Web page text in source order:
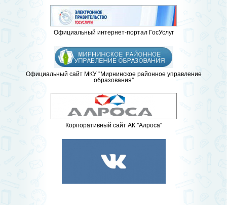
Официальный интернет-портал ГосУслуг
Официальный сайт МКУ "Мирнинское районное управление
образования"
Корпоративный сайт АК "Алроса"